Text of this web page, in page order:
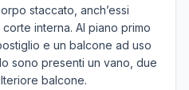
staccato, anch’essi
interna. Al piano primo
e un balcone ad uso
sono presenti un vano, due
balcone.